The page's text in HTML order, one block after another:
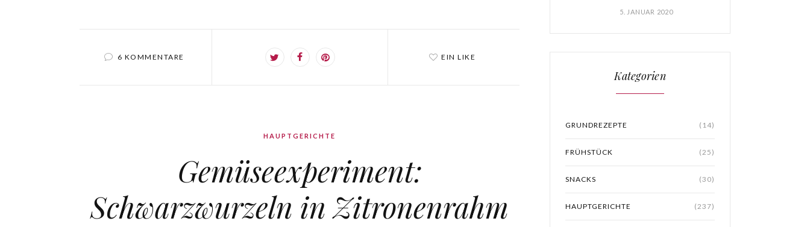
6 KOMMENTARE EIN LIKE
HAUPTGERICHTE
Gemüseexperiment:
Schwarzwurzeln in Zitronenrahm
5. JANUAR 2020
Kategorien
GRUNDREZEPTE (14)
FRÜHSTÜCK (25)
SNACKS (30)
HAUPTGERICHTE (237)